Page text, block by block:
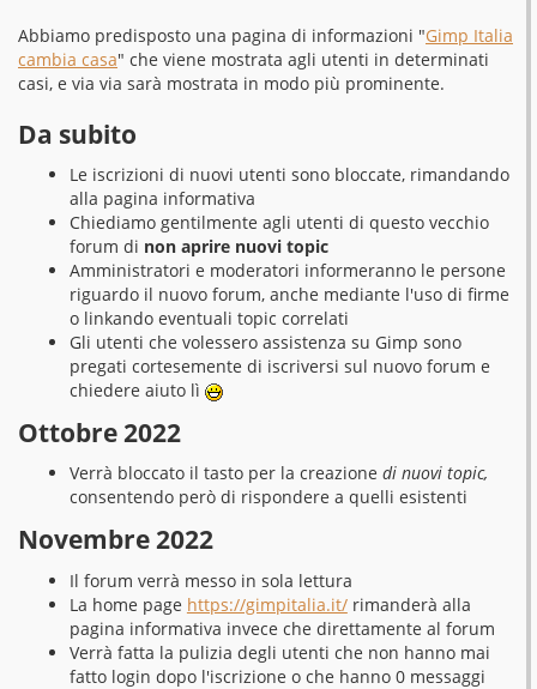
Abbiamo predisposto una pagina di informazioni "Gimp Italia
cambia casa" che viene mostrata agli utenti in determinati
casi, e via via sarà mostrata in modo più prominente.
Da subito
Le iscrizioni di nuovi utenti sono bloccate, rimandando
alla pagina informativa
Chiediamo gentilmente agli utenti di questo vecchio
forum di non aprire nuovi topic
Amministratori e moderatori informeranno le persone
riguardo il nuovo forum, anche mediante l'uso di firme
o linkando eventuali topic correlati
Gli utenti che volessero assistenza su Gimp sono
pregati cortesemente di iscriversi sul nuovo forum e
chiedere aiuto lì
Ottobre 2022
Verrà bloccato il tasto per la creazione di nuovi topic,
consentendo però di rispondere a quelli esistenti
Novembre 2022
Il forum verrà messo in sola lettura
La home page https://gimpitalia.it/rimanderà alla
pagina informativa invece che direttamente al forum
Verrà fatta la pulizia degli utenti che non hanno mai
fatto login dopo l'iscrizione o che hanno 0 messaggi